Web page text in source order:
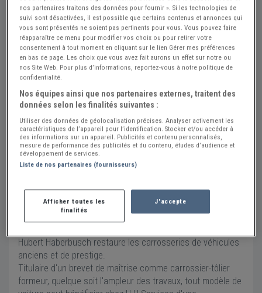
03 88 61 70 24
Envoyer un message
Adresse
2, rue du Rhin Napoléon
67000 Strasbourg
Voir sur la carte
Carrossier automobile Tôlier formeur.
Restauration conservation de vehicules d'époque et
historique.
Atelier de peinture Classic Car Colors.
Travaux des métaux en feuilles, acier, alu, cuivre, étain, inox,
laiton, zinc.
Hubert Haberbusch restaure les carrosseries de véhicules
anciens et de prestige.
Titulaire d'un brevet de maîtrise comme carrossier-tôlier
formeur, quelque soit l'ampleur des travaux, tout modèle de
nos partenaires traitons des données pour fournir ». Si les technologies de
suivi sont désactivées, il est possible que certains contenus et annonces qui
vous sont présentés ne soient pas pertinents pour vous. Vous pouvez faire
réapparaître ce menu pour modifier vos choix ou pour retirer votre
consentement à tout moment en cliquant sur le lien Gérer mes préférences
en bas de page. Les choix que vous avez fait aurons un effet sur notre ou
nos Site Web. Pour plus d’informations, reportez-vous à notre politique de
confidentialité.
Nos équipes ainsi que nos partenaires externes, traitent des
données selon les finalités suivantes :
Utiliser des données de géolocalisation précises. Analyser activement les
caractéristiques de l’appareil pour l’identification. Stocker et/ou accéder à
des informations sur un appareil. Publicités et contenu personnalisés,
mesure de performance des publicités et du contenu, études d’audience et
développement de services.
Liste de nos partenaires (fournisseurs)
Afficher toutes les
finalités
J'accepte